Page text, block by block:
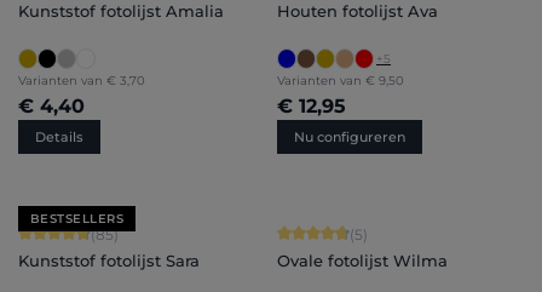
Kunststof fotolijst Amalia
Varianten van € 3,70
€ 4,40
Details
Houten fotolijst Ava
+5
Varianten van € 9,50
€ 12,95
Nu configureren
BESTSELLERS
Gemiddelde waardering van 4.71 van 5 sterren
(85)
Kunststof fotolijst Sara
Gemiddelde waardering van 4.8 van
(5)
Ovale fotolijst Wilma